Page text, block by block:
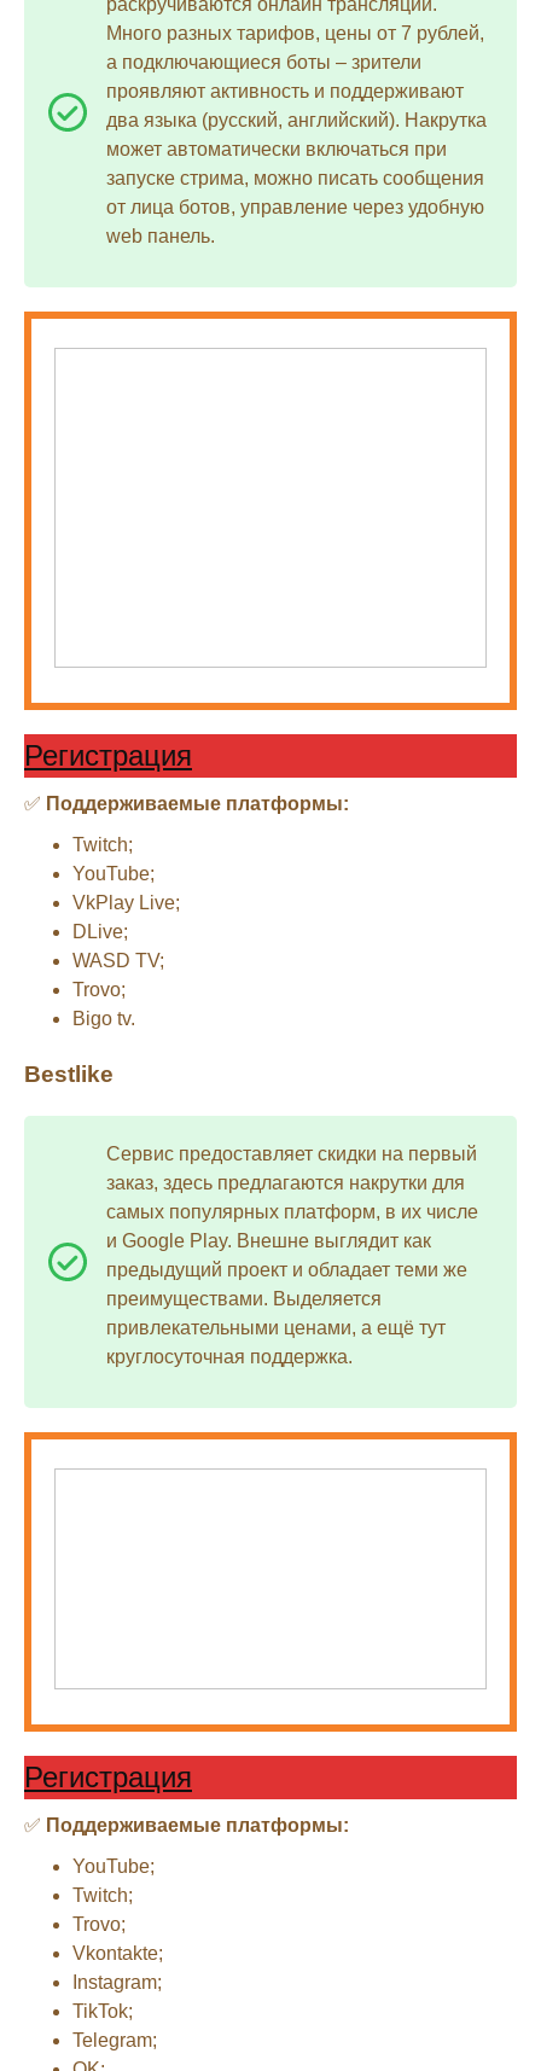
раскручиваются онлайн трансляции.
Много разных тарифов, цены от 7 рублей,
а подключающиеся боты – зрители
проявляют активность и поддерживают
два языка (русский, английский). Накрутка
может автоматически включаться при
запуске стрима, можно писать сообщения
от лица ботов, управление через удобную
web панель.
Регистрация
✅ Поддерживаемые платформы:
Twitch;
YouTube;
VkPlay Live;
DLive;
WASD TV;
Trovo;
Bigo tv.
Bestlike
Сервис предоставляет скидки на первый
заказ, здесь предлагаются накрутки для
самых популярных платформ, в их числе
и Google Play. Внешне выглядит как
предыдущий проект и обладает теми же
преимуществами. Выделяется
привлекательными ценами, а ещё тут
круглосуточная поддержка.
Регистрация
✅ Поддерживаемые платформы:
YouTube;
Twitch;
Trovo;
Vkontakte;
Instagram;
TikTok;
Telegram;